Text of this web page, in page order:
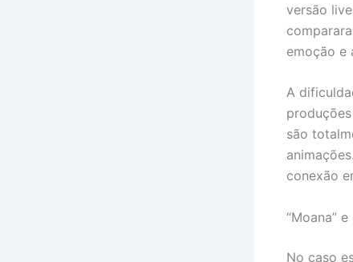
versão
emoção e
A
são
conexão
“Moana”
No caso